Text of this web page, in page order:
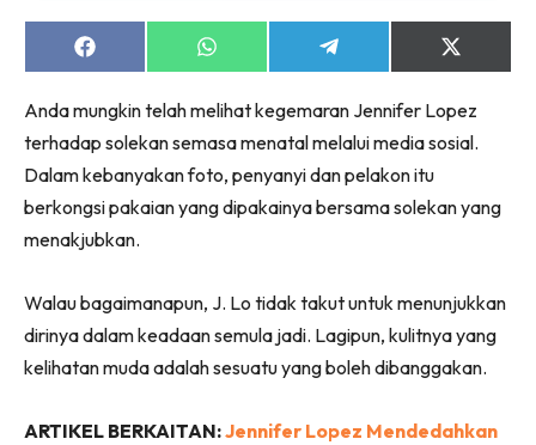
Share
on
Share
on
Share
on
Share
on
(Twitter)
Anda mungkin telah melihat kegemaran Jennifer Lopez
terhadap solekan semasa menatal melalui media sosial.
Dalam kebanyakan foto, penyanyi dan pelakon itu
berkongsi pakaian yang dipakainya bersama solekan yang
menakjubkan.
Walau bagaimanapun, J. Lo tidak takut untuk menunjukkan
dirinya dalam keadaan semula jadi. Lagipun, kulitnya yang
kelihatan muda adalah sesuatu yang boleh dibanggakan.
ARTIKEL BERKAITAN:Jennifer Lopez Mendedahkan